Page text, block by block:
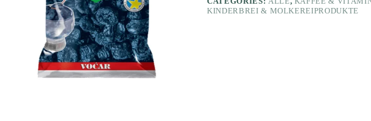
KINDERBREI & MOLKEREIPRODUKTE